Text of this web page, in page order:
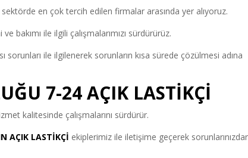
sektörde en çok tercih edilen firmalar arasında yer alıyoruz.
bakımı ile ilgili çalışmalarımızı sürdürürüz.
ile ilgilenerek sorunların kısa sürede çözülmesi adına
7-24 AÇIK LASTİKÇİ
kalitesinde çalışmalarını sürdürür.
AÇIK LASTİKÇİ ekiplerimiz ile iletişime geçerek